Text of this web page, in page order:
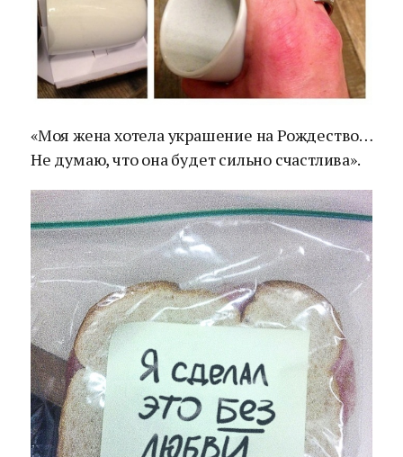
«Моя жена хотела украшение на Рождество…
Не думаю, что она будет сильно счастлива».